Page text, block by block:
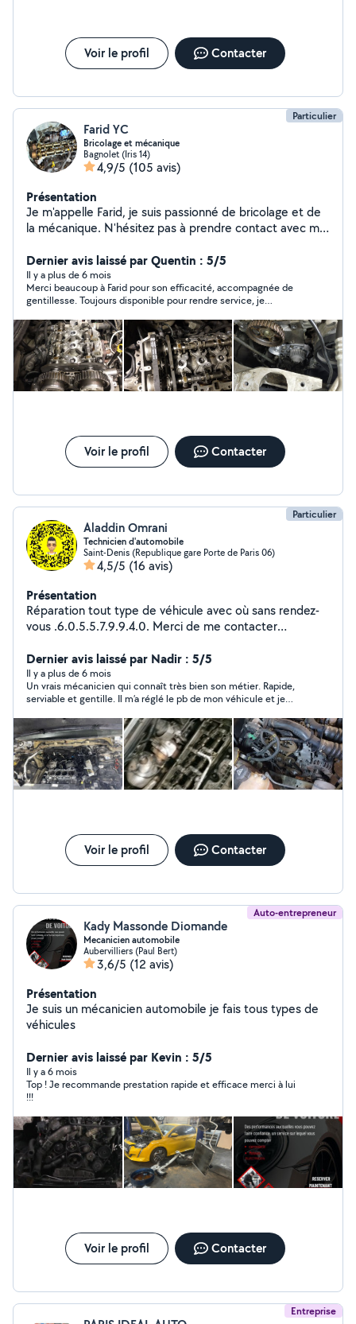
Voir le profil Contacter
Particulier
Farid YC
Bricolage et mécanique
Bagnolet (Iris 14)
4,9/5 (105 avis)
Présentation
Je m'appelle Farid, je suis passionné de bricolage et de
la mécanique. N'hésitez pas à prendre contact avec moi
diagnostique,et pour les demandes privé je préfère que
vous m'envoyiez votre numéro de téléphone
directement et je vous recontacte rapidement merci.
Dernier avis laissé par Quentin : 5/5
Il y a plus de 6 mois
Merci beaucoup à Farid pour son efficacité, accompagnée de
gentillesse. Toujours disponible pour rendre service, je
Voir le profil Contacter
Particulier
Aladdin Omrani
Technicien d'automobile
Saint-Denis (Republique gare Porte de Paris 06)
4,5/5 (16 avis)
Présentation
Réparation tout type de véhicule avec où sans rendez-
vous .6.0.5.5.7.9.9.4.0. Merci de me contacter
sur snapchat Aladiin96
Dernier avis laissé par Nadir : 5/5
Il y a plus de 6 mois
Un vrais mécanicien qui connaît très bien son métier. Rapide,
serviable et gentille. Il m’a réglé le pb de mon véhicule et je
Voir le profil Contacter
Auto-entrepreneur
Kady Massonde Diomande
Mecanicien automobile
Aubervilliers (Paul Bert)
3,6/5 (12 avis)
Présentation
Je suis un mécanicien automobile je fais tous types de
véhicules
Dernier avis laissé par Kevin : 5/5
Il y a 6 mois
Top ! Je recommande prestation rapide et efficace merci à lui
!!!
Voir le profil Contacter
Entreprise